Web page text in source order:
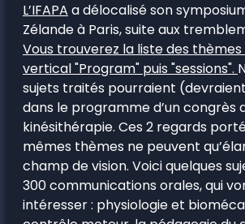
L’IFAPA a délocalisé son
Zélande à Paris, suite aux
Vous trouverez la liste des thèmes
vertical "Program" puis "sessions".
sujets traités pourraient
dans le programme d’un congrès
kinésithérapie. Ces 2 regards
mêmes thèmes ne peuvent
champ de vision. Voici quelques
300 communications orales, qui
intéresser : physiologie et